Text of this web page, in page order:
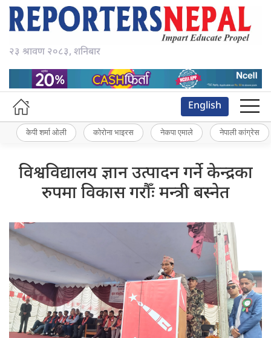
२३ श्रावण २०८३, शनिबार
English
केपी शर्मा ओली कोरोना भाइरस नेकपा एमाले नेपाली कांग्रेस
विश्वविद्यालय ज्ञान उत्पादन गर्ने केन्द्रका
रुपमा विकास गरौँः मन्त्री बस्नेत